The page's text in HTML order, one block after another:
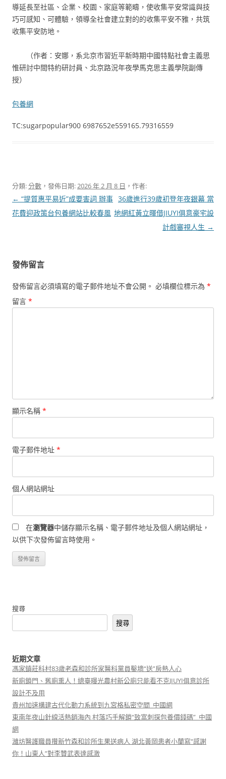
導延長至社區、企業、校園、家庭等範疇，使收集平安常識與技
巧可感知、可體驗，領導全社會建立對的的收集平安不雅，共筑
收集平安防地。
（作者：安娜，系北京市習近平新時期中國特點社會主義思
惟研討中間特約研討員、北京路況年夜學馬克思主義學院副傳
授）
包養網
TC:sugarpopular900 6987652e559165.79316559
分類:分數 ，發佈日期:2026 年 2 月 8 日 ，作者:
文
章
← “提質惠平易近”成要害詞 辦事
花費迎政策台包養網站比較春風
36歲進行39歲初登年夜銀幕 當
地網紅黃立暉借JIUYI俱意豪宅設
計戲審視人生 →
發佈留言
發佈留言必須填寫的電子郵件地址不會公開。 必填欄位標示為 *
留言 *
顯示名稱 *
電子郵件地址 *
個人網站網址
在瀏覽器中儲存顯示名稱、電子郵件地址及個人網站網址，
以供下次發佈留言時使用。
搜尋
搜尋
近期文章
馮家鎮莊科村83歲老森和診所家醫科黨員鑿墻“送”房熱人心
新廁鎖門、舊廁熏人！總臺曝光農村新公廁只能看不克JIUYI俱意診所
設計不及用
貴州加速構建古代化動力系統到九宮格私密空間_中國網
東南年夜山針線活熱銷海內 村落巧手解鎖“致富刺探包養價錢碼”_中國
網
濰坊醫護職員攢新竹森和診所生果送病人 湖北黃岡患者小蘭寫“感謝
你！山東人”對李贊武表達感激